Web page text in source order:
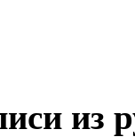
из